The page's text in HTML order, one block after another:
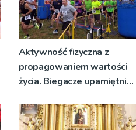
Aktywność fizyczna z
propagowaniem wartości
życia. Biegacze upamiętnili